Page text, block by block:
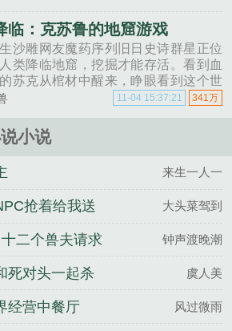
化为灰烬的力量......
临：克苏鲁的地窟游戏
沙雕网友魔药序列旧日史诗群星正位
类降临地窟，挖掘才能存活。看到血
苏克从棺材中醒来，睁眼看到这个世
序列读者读取书中灵感，化为真实主
家......
341万
11-04 15:37:21
小说
来生一人一
抢着给我送
大头菜驾到
二个兽夫请求
钟声渡晚潮
死对头一起杀
虞人美
经营中餐厅 风过微雨